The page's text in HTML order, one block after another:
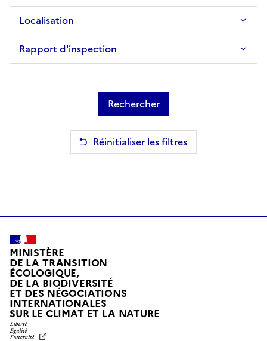
Localisation
Rapport d'inspection
Réinitialiser les filtres
Rechercher
MINISTÈRE
DE LA TRANSITION
ÉCOLOGIQUE,
DE LA BIODIVERSITÉ
ET DES NÉGOCIATIONS
INTERNATIONALES
SUR LE CLIMAT ET LA NATUREL